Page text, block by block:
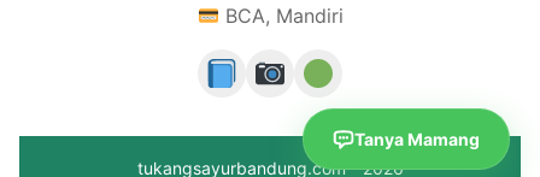
BCA, Mandiri
tukangsayurbandung.com - 2026
Tanya Mamang